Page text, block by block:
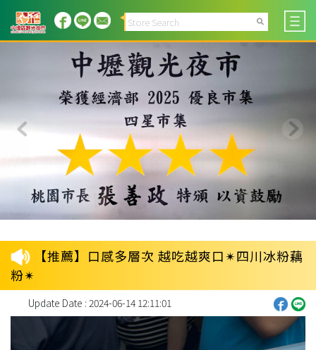
【推薦】口感多層次 越吃越爽口✴︎四川冰粉藕
粉✴︎
Update Date : 2024-06-14 12:11:01